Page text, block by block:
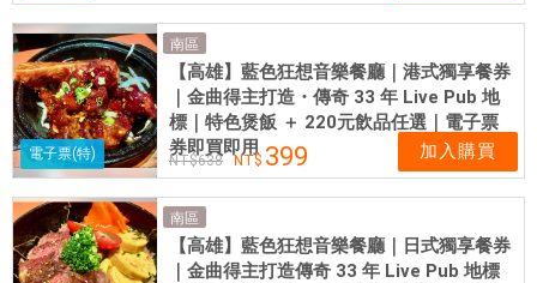
電子票(特)
南區
【高雄】藍色狂想音樂餐廳｜港式獨享餐券
｜金曲得主打造・傳奇 33 年 Live Pub 地
標｜特色煲飯 ＋ 220元飲品任選｜電子票
券即買即用
638 399 加入購買
南區
【高雄】藍色狂想音樂餐廳｜日式獨享餐券
｜金曲得主打造傳奇 33 年 Live Pub 地標